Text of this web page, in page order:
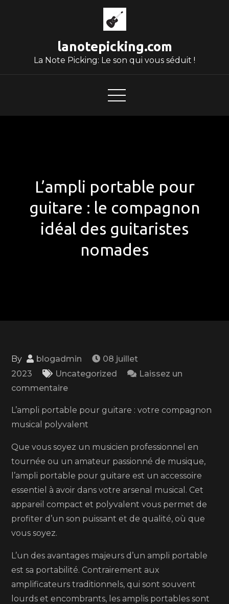
lanotepicking.com
La Note Picking: Le son qui vous séduit !
L’ampli portable pour
guitare : le compagnon
idéal des guitaristes
nomades
By blogadmin
08 juillet
2023
Uncategorized
Laissez un
commentaireon
portable
pour
guitare
:
le
compagnon
idéal
des
L’ampli portable pour guitare : votre compagnon
musical polyvalent
Que vous soyez un musicien professionnel en
tournée ou un amateur passionné de musique,
l’ampli portable pour guitare est un accessoire
essentiel à avoir dans votre arsenal musical. Cet
appareil compact et polyvalent vous permet de
profiter d’un son puissant et de qualité, où que
vous soyez.
L’un des avantages majeurs d’un ampli portable
est sa portabilité. Contrairement aux
amplificateurs traditionnels, qui sont souvent
lourds et encombrants, les amplis portables sont